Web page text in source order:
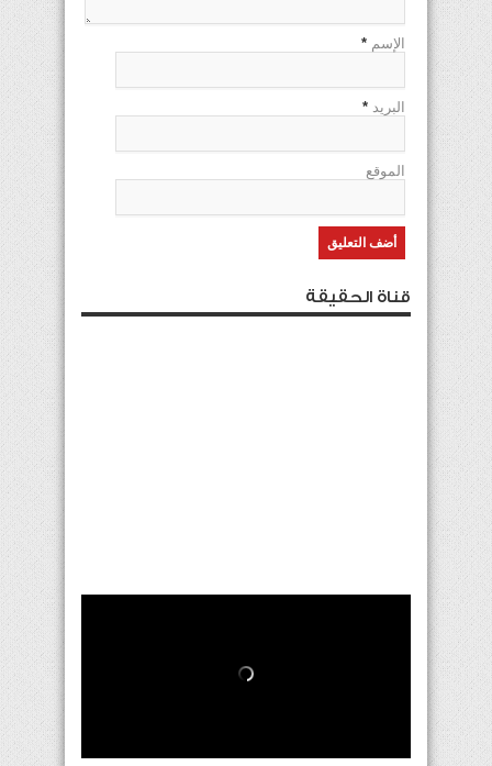
الإسم *
البريد *
الموقع
قناة الحقيقة